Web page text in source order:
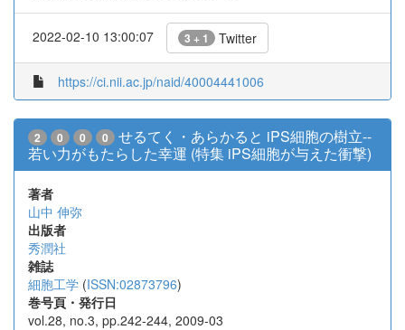
2022-02-10 13:00:07 3 + 1 Twitter
https://ci.nii.ac.jp/naid/40004441006
2 0 0 0
せるてく・あらかると iPS細胞の樹立--
若い力がもたらした幸運 (特集 iPS細胞が与えた衝撃)
著者
山中 伸弥
出版者
秀潤社
雑誌
細胞工学 (ISSN:02873796)
巻号頁・発行日
vol.28, no.3, pp.242-244, 2009-03